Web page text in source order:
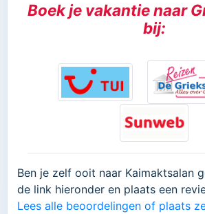
Boek je vakantie naar
bij:
Ben je zelf ooit naar Kaimaktsalan
de link hieronder en plaats een
Lees alle beoordelingen of plaats